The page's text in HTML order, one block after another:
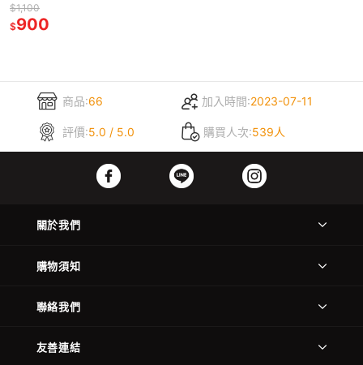
$1,100
$900
商品:66 加入時間:2023-07-11
評價:5.0 / 5.0 購買人次:539人
關於我們
購物須知
聯絡我們
友善連結